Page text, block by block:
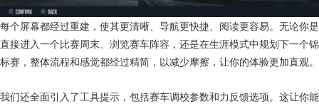
每个屏幕都经过重建，使其更清晰、导航更快捷、阅读更容易。无论你是
直接进入一个比赛周末、浏览赛车阵容，还是在生涯模式中规划下一个锦
标赛，整体流程和感觉都经过精简，以减少摩擦，让你的体验更加直观。
我们还全面引入了工具提示，包括赛车调校参数和力反馈选项。这让你能